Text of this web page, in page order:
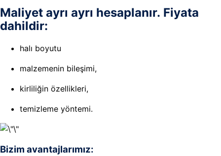
Maliyet ayrı ayrı hesaplanır. Fiyata
dahildir:
halı boyutu
malzemenin bileşimi,
kirliliğin özellikleri,
temizleme yöntemi.
Bizim avantajlarımız: